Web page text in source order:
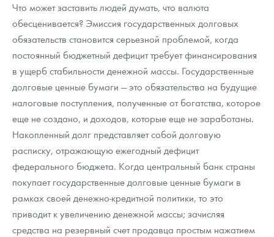
Что может заставить людей думать, что валюта
обесценивается? Эмиссия государственных долговых
обязательств становится серьезной проблемой, когда
постоянный бюджетный дефицит требует финансирования
в ущерб стабильности денежной массы. Государственные
долговые ценные бумаги — это обязательства на будущие
налоговые поступления, полученные от богатства, которое
еще не создано, и доходов, которые еще не заработаны.
Накопленный долг представляет собой долговую
расписку, отражающую ежегодный дефицит
федерального бюджета. Когда центральный банк страны
покупает государственные долговые ценные бумаги в
рамках своей денежно-кредитной политики, то это
приводит к увеличению денежной массы; зачисляя
средства на резервный счет продавца простым нажатием